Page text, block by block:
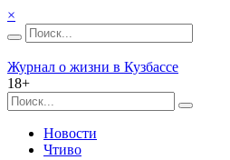
×
Журнал о жизни в Кузбассе
18+
Новости
Чтиво